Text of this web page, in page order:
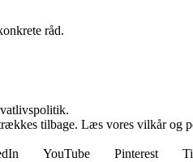
råd.
tilbage. Læs vores vilkår og
YouTube Pinterest